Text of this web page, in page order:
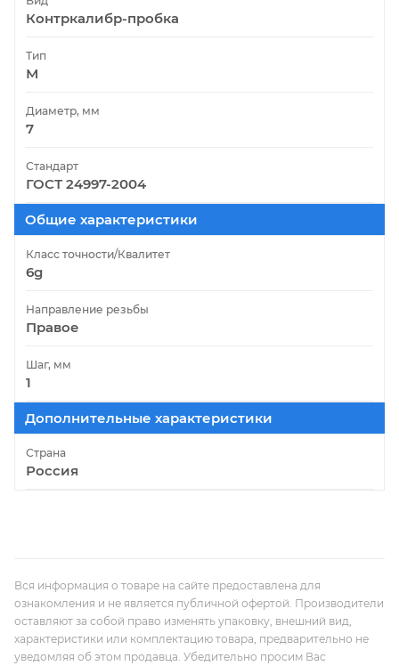
Контркалибр-пробка
Тип
М
Диаметр, мм
7
Стандарт
ГОСТ 24997-2004
Общие характеристики
Класс точности/Квалитет
6g
Направление резьбы
Правое
Шаг, мм
1
Дополнительные характеристики
Страна
Россия
Вся информация о товаре на сайте предоставлена для
ознакомления и не является публичной офертой. Производители
оставляют за собой право изменять упаковку, внешний вид,
характеристики или комплектацию товара, предварительно не
уведомляя об этом продавца. Убедительно просим Вас